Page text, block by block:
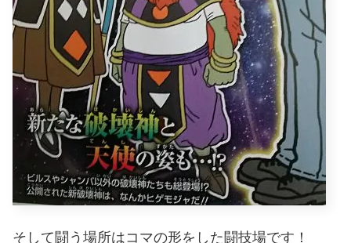
そして闘う場所はコマの形をした闘技場です！